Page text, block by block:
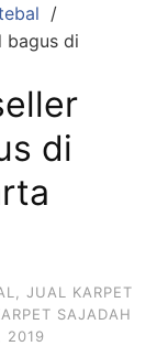
bagus di
di
JUAL KARPET
SAJADAH
2019